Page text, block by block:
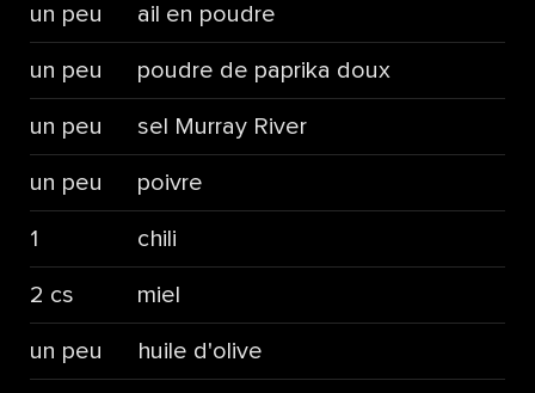
un peu ail en poudre
un peu poudre de paprika doux
un peu sel Murray River
un peu poivre
1 chili
2 cs miel
un peu huile d'olive